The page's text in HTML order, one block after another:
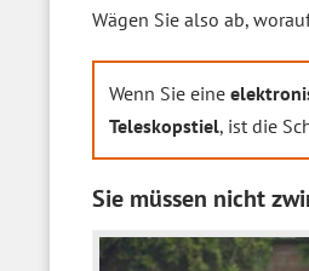
Wägen Sie also ab,
Wenn Sie eine
Teleskopstiel, ist die
Sie müssen nicht